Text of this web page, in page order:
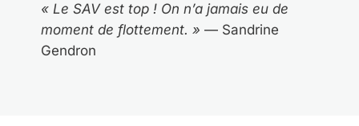
« Le SAV est top ! On n’a jamais eu de
moment de flottement. » — Sandrine
Gendron